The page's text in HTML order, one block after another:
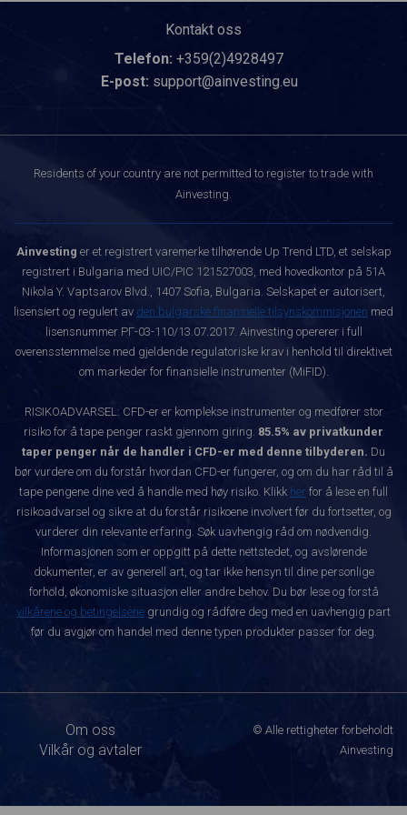
Kontakt oss
Telefon: +359(2)4928497
E-post: support@ainvesting.eu
Residents of your country are not permitted to register to trade with
Ainvesting.
Ainvesting er et registrert varemerke tilhørende Up Trend LTD, et selskap
registrert i Bulgaria med UIC/PIC 121527003, med hovedkontor på 51A
Nikola Y. Vaptsarov Blvd., 1407 Sofia, Bulgaria. Selskapet er autorisert,
lisensiert og regulert av den bulgarske finansielle tilsynskommisjonen med
lisensnummer РГ-03-110/13.07.2017. Ainvesting opererer i full
overensstemmelse med gjeldende regulatoriske krav i henhold til direktivet
om markeder for finansielle instrumenter (MiFID).
RISIKOADVARSEL: CFD-er er komplekse instrumenter og medfører stor
risiko for å tape penger raskt gjennom giring. 85.5% av privatkunder
taper penger når de handler i CFD-er med denne tilbyderen. Du
bør vurdere om du forstår hvordan CFD-er fungerer, og om du har råd til å
tape pengene dine ved å handle med høy risiko. Klikk her for å lese en full
risikoadvarsel og sikre at du forstår risikoene involvert før du fortsetter, og
vurderer din relevante erfaring. Søk uavhengig råd om nødvendig.
Informasjonen som er oppgitt på dette nettstedet, og avslørende
dokumenter, er av generell art, og tar ikke hensyn til dine personlige
forhold, økonomiske situasjon eller andre behov. Du bør lese og forstå
vilkårene og betingelsene grundig og rådføre deg med en uavhengig part
før du avgjør om handel med denne typen produkter passer for deg.
Om oss
Vilkår og avtaler
© Alle rettigheter forbeholdt
Ainvesting